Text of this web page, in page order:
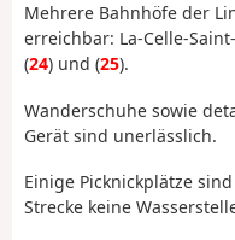
Mehrere Bahnhöfe der
erreichbar: La-Celle-
(24) und (25).
Wanderschuhe sowie
Gerät sind unerlässlich.
Einige Picknickplätze
Strecke keine